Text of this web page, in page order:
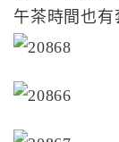
午茶時間也有